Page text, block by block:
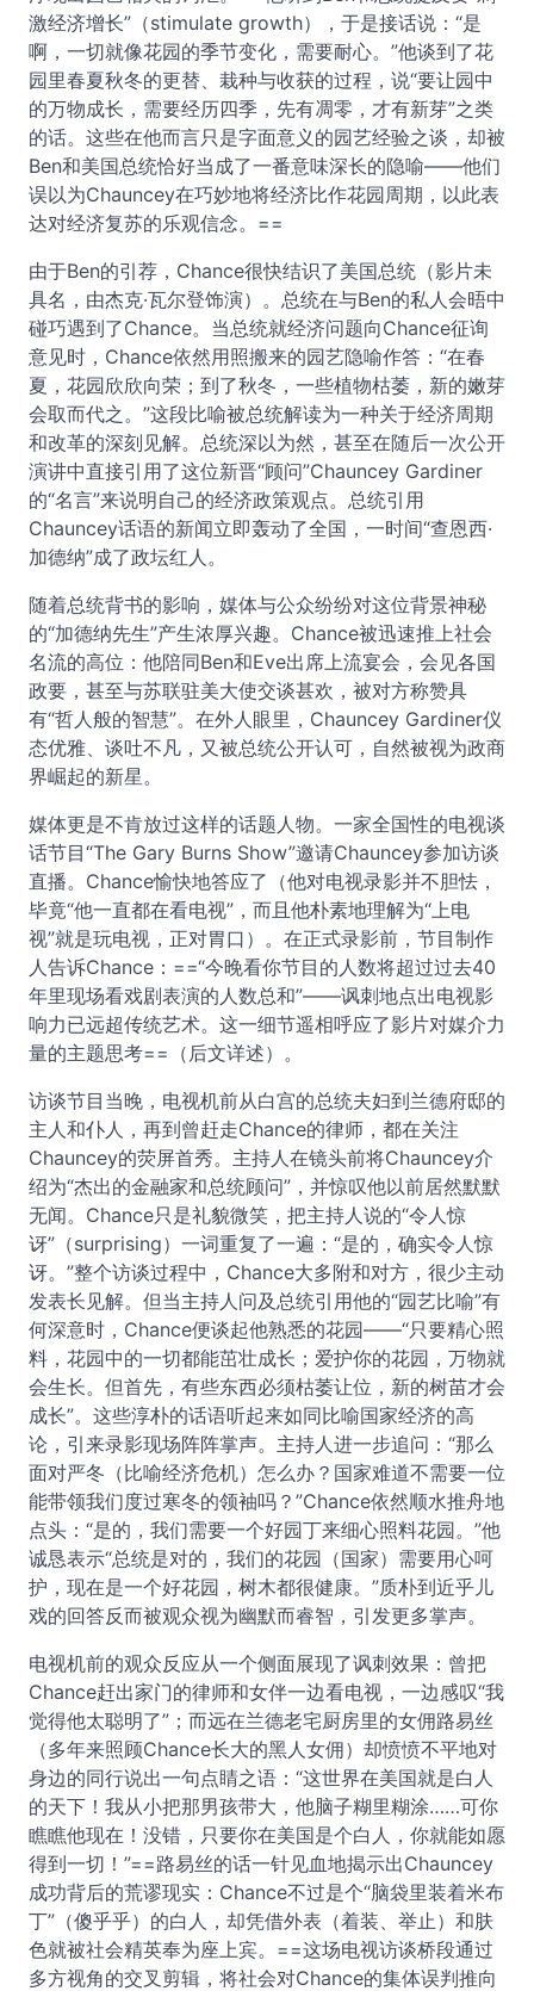
激经济增长”（stimulate growth），于是接话说：“是
啊，一切就像花园的季节变化，需要耐心。”他谈到了花
园里春夏秋冬的更替、栽种与收获的过程，说“要让园中
的万物成长，需要经历四季，先有凋零，才有新芽”之类
的话。这些在他而言只是字面意义的园艺经验之谈，却被
Ben和美国总统恰好当成了一番意味深长的隐喻——他们
误以为Chauncey在巧妙地将经济比作花园周期，以此表
达对经济复苏的乐观信念。==
由于Ben的引荐，Chance很快结识了美国总统（影片未
具名，由杰克·瓦尔登饰演）。总统在与Ben的私人会晤中
碰巧遇到了Chance。当总统就经济问题向Chance征询
意见时，Chance依然用照搬来的园艺隐喻作答：“在春
夏，花园欣欣向荣；到了秋冬，一些植物枯萎，新的嫩芽
会取而代之。”这段比喻被总统解读为一种关于经济周期
和改革的深刻见解。总统深以为然，甚至在随后一次公开
演讲中直接引用了这位新晋“顾问”Chauncey Gardiner
的“名言”来说明自己的经济政策观点。总统引用
Chauncey话语的新闻立即轰动了全国，一时间“查恩西·
加德纳”成了政坛红人。
随着总统背书的影响，媒体与公众纷纷对这位背景神秘
的“加德纳先生”产生浓厚兴趣。Chance被迅速推上社会
名流的高位：他陪同Ben和Eve出席上流宴会，会见各国
政要，甚至与苏联驻美大使交谈甚欢，被对方称赞具
有“哲人般的智慧”。在外人眼里，Chauncey Gardiner仪
态优雅、谈吐不凡，又被总统公开认可，自然被视为政商
界崛起的新星。
媒体更是不肯放过这样的话题人物。一家全国性的电视谈
话节目“The Gary Burns Show”邀请Chauncey参加访谈
直播。Chance愉快地答应了（他对电视录影并不胆怯，
毕竟“他一直都在看电视”，而且他朴素地理解为“上电
视”就是玩电视，正对胃口）。在正式录影前，节目制作
人告诉Chance：==“今晚看你节目的人数将超过过去40
年里现场看戏剧表演的人数总和”——讽刺地点出电视影
响力已远超传统艺术。这一细节遥相呼应了影片对媒介力
量的主题思考==（后文详述）。
访谈节目当晚，电视机前从白宫的总统夫妇到兰德府邸的
主人和仆人，再到曾赶走Chance的律师，都在关注
Chauncey的荧屏首秀。主持人在镜头前将Chauncey介
绍为“杰出的金融家和总统顾问”，并惊叹他以前居然默默
无闻。Chance只是礼貌微笑，把主持人说的“令人惊
讶”（surprising）一词重复了一遍：“是的，确实令人惊
讶。”整个访谈过程中，Chance大多附和对方，很少主动
发表长见解。但当主持人问及总统引用他的“园艺比喻”有
何深意时，Chance便谈起他熟悉的花园——“只要精心照
料，花园中的一切都能茁壮成长；爱护你的花园，万物就
会生长。但首先，有些东西必须枯萎让位，新的树苗才会
成长”。这些淳朴的话语听起来如同比喻国家经济的高
论，引来录影现场阵阵掌声。主持人进一步追问：“那么
面对严冬（比喻经济危机）怎么办？国家难道不需要一位
能带领我们度过寒冬的领袖吗？”Chance依然顺水推舟地
点头：“是的，我们需要一个好园丁来细心照料花园。”他
诚恳表示“总统是对的，我们的花园（国家）需要用心呵
护，现在是一个好花园，树木都很健康。”质朴到近乎儿
戏的回答反而被观众视为幽默而睿智，引发更多掌声。
电视机前的观众反应从一个侧面展现了讽刺效果：曾把
Chance赶出家门的律师和女伴一边看电视，一边感叹“我
觉得他太聪明了”；而远在兰德老宅厨房里的女佣路易丝
（多年来照顾Chance长大的黑人女佣）却愤愤不平地对
身边的同行说出一句点睛之语：“这世界在美国就是白人
的天下！我从小把那男孩带大，他脑子糊里糊涂……可你
瞧瞧他现在！没错，只要你在美国是个白人，你就能如愿
得到一切！”==路易丝的话一针见血地揭示出Chauncey
成功背后的荒谬现实：Chance不过是个“脑袋里装着米布
丁”（傻乎乎）的白人，却凭借外表（着装、举止）和肤
色就被社会精英奉为座上宾。==这场电视访谈桥段通过
多方视角的交叉剪辑，将社会对Chance的集体误判推向